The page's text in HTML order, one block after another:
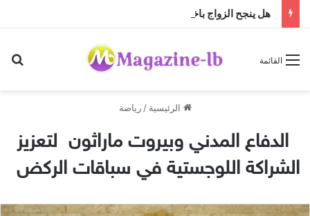
القائمة
الرئيسية / رياضة
الدفاع المدني وبيروت ماراثون لتعزيز
الشراكة اللوجستية في سباقات الركض